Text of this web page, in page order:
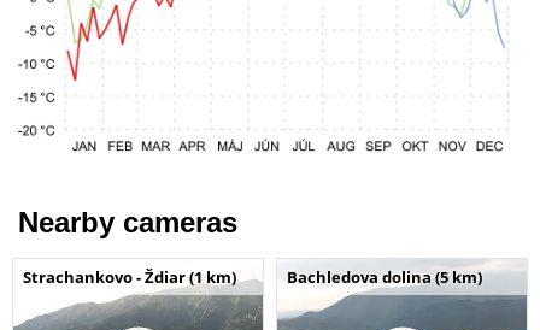
Nearby cameras
Strachankovo - Ždiar (1 km) Bachledova dolina (5 km)